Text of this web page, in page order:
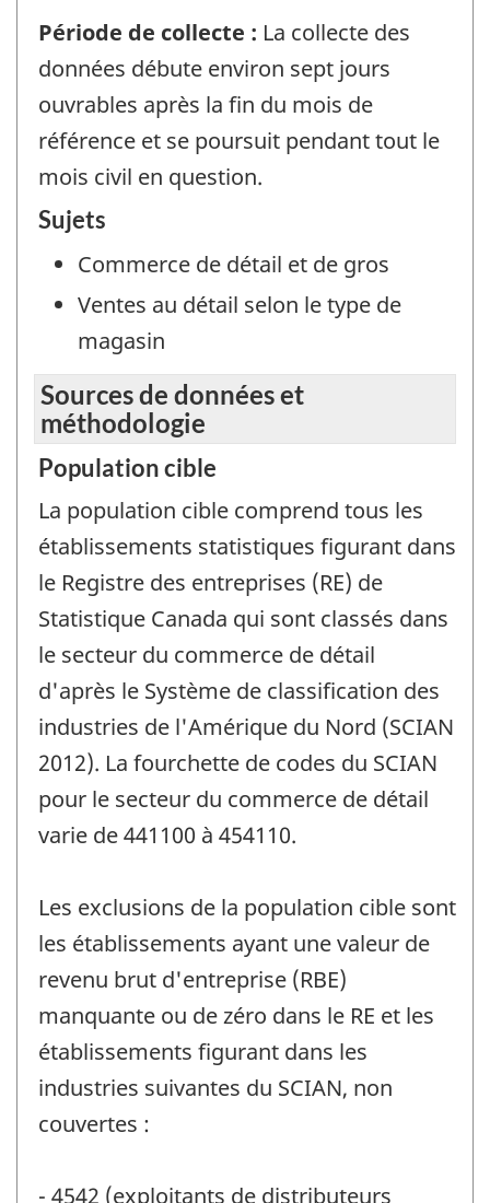
Période de collecte : La collecte des
données débute environ sept jours
ouvrables après la fin du mois de
référence et se poursuit pendant tout le
mois civil en question.
Sujets
Commerce de détail et de gros
Ventes au détail selon le type de
magasin
Sources de données et
méthodologie
Population cible
La population cible comprend tous les
établissements statistiques figurant dans
le Registre des entreprises (RE) de
Statistique Canada qui sont classés dans
le secteur du commerce de détail
d'après le Système de classification des
industries de l'Amérique du Nord (SCIAN
2012). La fourchette de codes du SCIAN
pour le secteur du commerce de détail
varie de 441100 à 454110.
Les exclusions de la population cible sont
les établissements ayant une valeur de
revenu brut d'entreprise (RBE)
manquante ou de zéro dans le RE et les
établissements figurant dans les
industries suivantes du SCIAN, non
couvertes :
- 4542 (exploitants de distributeurs